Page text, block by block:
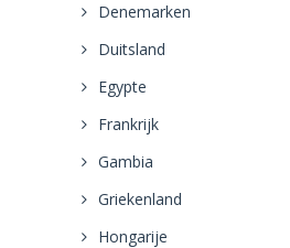
Denemarken
Duitsland
Egypte
Frankrijk
Gambia
Griekenland
Hongarije